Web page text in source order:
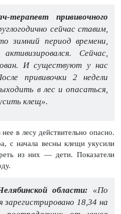
терапевт прививочного
сейчас ставим,
зимний период времени,
Сейчас,
И существуют у нас
прививочки 2 недели
в лес и опасаться,
клещ».
в лесу действительно опасно.
с начала весны клещи укусили
из них — дети. Показатели
области: «По
зарегистрировано 18,34 на